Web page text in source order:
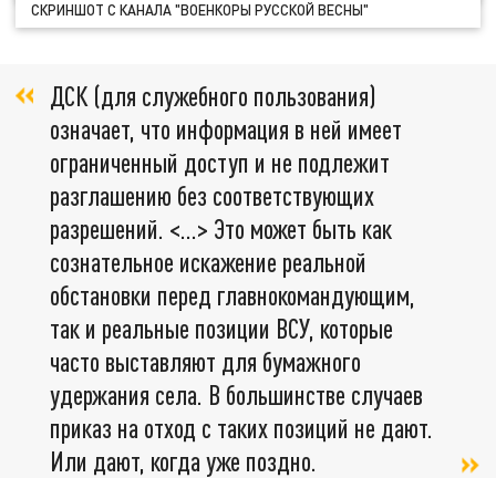
СКРИНШОТ С КАНАЛА "ВОЕНКОРЫ РУССКОЙ ВЕСНЫ"
ДСК (для служебного пользования)
означает, что информация в ней имеет
ограниченный доступ и не подлежит
разглашению без соответствующих
разрешений. <…> Это может быть как
сознательное искажение реальной
обстановки перед главнокомандующим,
так и реальные позиции ВСУ, которые
часто выставляют для бумажного
удержания села. В большинстве случаев
приказ на отход с таких позиций не дают.
Или дают, когда уже поздно.